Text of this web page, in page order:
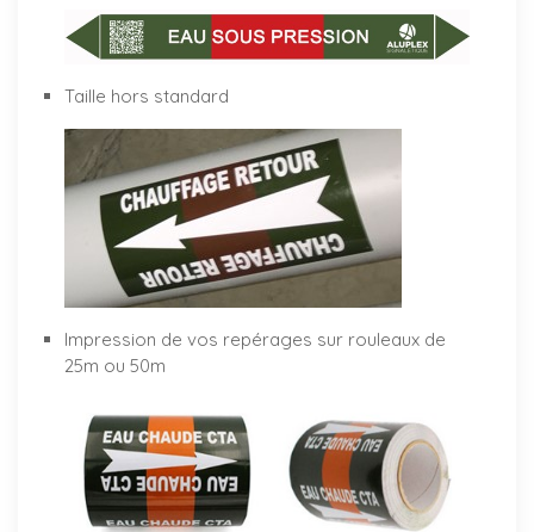
Taille hors standard
Impression de vos repérages sur rouleaux de
25m ou 50m